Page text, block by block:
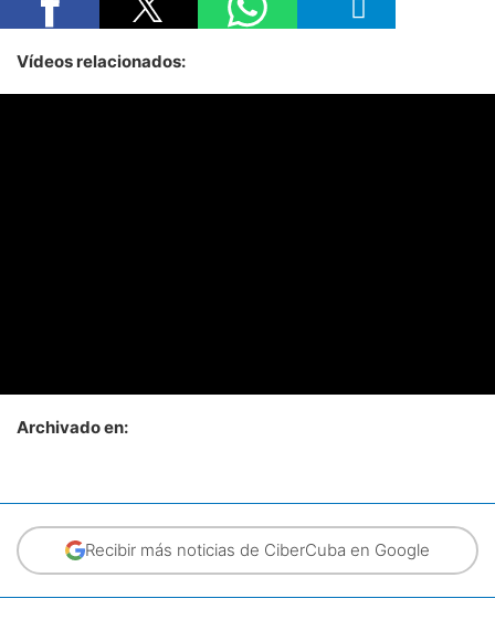
Vídeos relacionados:
Archivado en:
Recibir más noticias de CiberCuba en Google